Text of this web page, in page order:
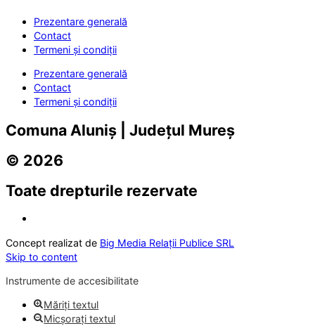
Prezentare generală
Contact
Termeni și condiții
Prezentare generală
Contact
Termeni și condiții
Comuna Aluniș | Județul Mureș
© 2026
Toate drepturile rezervate
Concept realizat de Big Media Relații Publice SRL
Skip to content
Instrumente de accesibilitate
Măriți textul
Micșorați textul